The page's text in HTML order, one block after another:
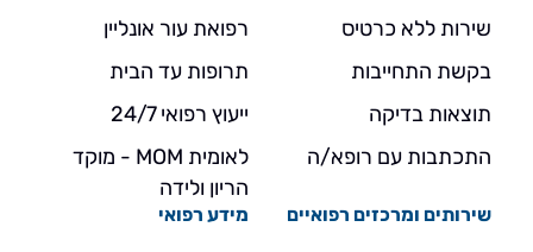
שירות ללא כרטיס
בקשת התחייבות
תוצאות בדיקה
התכתבות עם רופא/ה
רפואת עור אונליין
תרופות עד הבית
ייעוץ רפואי 24/7
לאומית MOM - מוקד
הריון ולידה
שירותים ומרכזים רפואיים מידע רפואי